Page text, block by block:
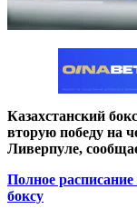
Казахстанский
вторую победу на
Ливерпуле,
Полное
боксу